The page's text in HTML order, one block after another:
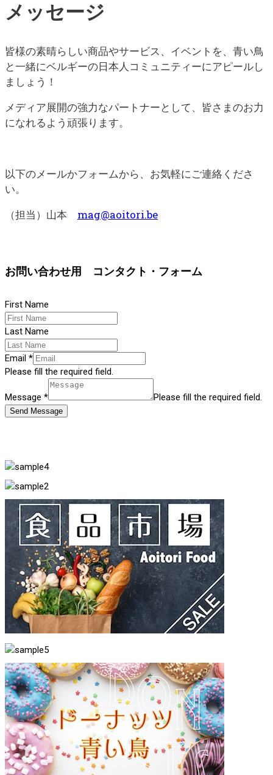
メッセージ
皆様の素晴らしい商品やサービス、イベントを、青い鳥
と一緒にベルギーの日本人コミュニティーにアピールし
ましょう！
メディア展開の強力なパートナーとして、皆さまのお力
になれるよう頑張ります。
以下のメールかフォームから、お気軽にご連絡くださ
い。
（担当）山本 mag@aoitori.be
お問い合わせ用 コンタクト・フォーム
First Name
Last Name
Email *
Please fill the required field.
Message * Please fill the required field.
Send Message